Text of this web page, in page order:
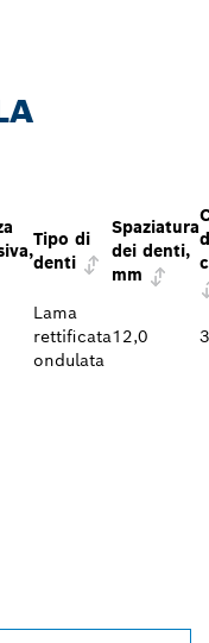
Tipo di
denti
Spaziatura
dei denti,
mm
Lama
rettificata
ondulata
12,0